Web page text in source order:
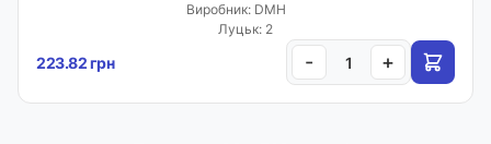
Виробник: DMH
Луцьк: 2
223.82 грн - +